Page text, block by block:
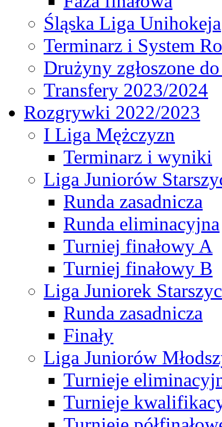
Śląska Liga Unihokeja
Terminarz i System
Drużyny zgłoszone
Transfery 2023/2024
Rozgrywki 2022/2023
I Liga Mężczyzn
Terminarz i wyniki
Liga Juniorów
Runda zasadnicza
Runda eliminacyjna
Turniej finałowy A
Turniej finałowy B
Liga Juniorek
Runda zasadnicza
Finały
Liga Juniorów
Turnieje
Turnieje